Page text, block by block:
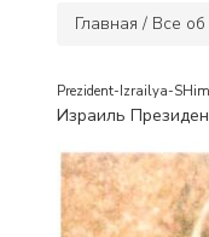
Главная / Все
Prezident-Izrailya-
Израиль